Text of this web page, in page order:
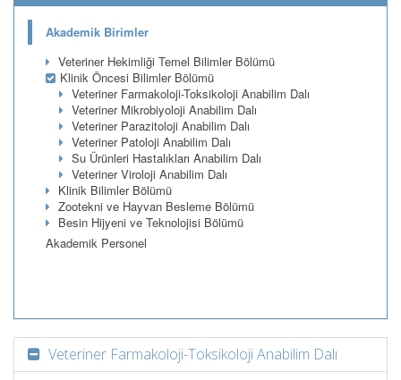
Akademik Birimler
Veteriner Hekimliği Temel Bilimler Bölümü
Klinik Öncesi Bilimler Bölümü
Veteriner Farmakoloji-Toksikoloji Anabilim Dalı
Veteriner Mikrobiyoloji Anabilim Dalı
Veteriner Parazitoloji Anabilim Dalı
Veteriner Patoloji Anabilim Dalı
Su Ürünleri Hastalıkları Anabilim Dalı
Veteriner Viroloji Anabilim Dalı
Klinik Bilimler Bölümü
Zootekni ve Hayvan Besleme Bölümü
Besin Hijyeni ve Teknolojisi Bölümü
Akademik Personel
Veteriner Farmakoloji-Toksikoloji Anabilim Dalı